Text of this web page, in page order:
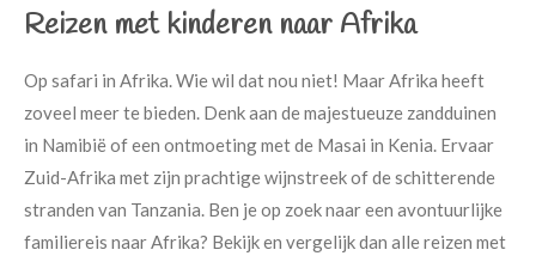
Reizen met kinderen naar Afrika
Op safari in Afrika. Wie wil dat nou niet! Maar Afrika heeft
zoveel meer te bieden. Denk aan de majestueuze zandduinen
in Namibië of een ontmoeting met de Masai in Kenia. Ervaar
Zuid-Afrika met zijn prachtige wijnstreek of de schitterende
stranden van Tanzania. Ben je op zoek naar een avontuurlijke
familiereis naar Afrika? Bekijk en vergelijk dan alle reizen met